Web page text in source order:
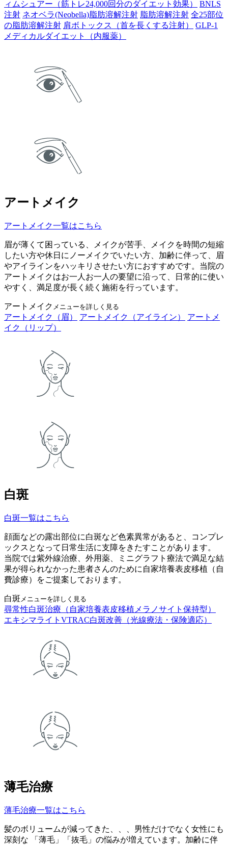
ィムシュアー（筋トレ24,000回分のダイエット効果）
BNLS
注射 ネオベラ(Neobella)脂肪溶解注射 脂肪溶解注射 全25部位
の脂肪溶解注射 肩ボトックス（首を長くする注射）
GLP-1
メディカルダイエット（内服薬）
アートメイク
アートメイク一覧はこちら
眉が薄くて困っている、メイクが苦手、メイクを時間の短縮
したい方や休日にノーメイクでいたい方、加齢に伴って、眉
やアイラインをハッキリさせたい方におすすめです。当院の
アートメイクはお一人お一人の要望に沿って、日常的に使い
やすく、満足度が長く続く施術を行っています。
アートメイク メニューを詳しく見る
アートメイク（眉） アートメイク（アイライン）
アートメ
イク（リップ）
白斑
白斑一覧はこちら
顔面などの露出部位に白斑など色素異常があると、コンプレ
ックスとなって日常生活に支障をきたすことがあります。
当院では紫外線治療、外用薬、ミニグラフト療法で満足な結
果が得られなかった患者さんのために自家培養表皮移植（自
費診療）をご提案しております。
白斑 メニューを詳しく見る
尋常性白斑治療（自家培養表皮移植メラノサイト保持型）
エキシマライトVTRAC白斑改善（光線療法・保険適応）
薄毛治療
薄毛治療一覧はこちら
髪のボリュームが減ってきた、、、男性だけでなく女性にも
深刻な 「薄毛」「抜毛」の悩みが増えています。加齢に伴